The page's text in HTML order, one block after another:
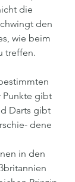
die
den
wie beim
treffen.
Punkte gibt
Darts gibt
dene
in den